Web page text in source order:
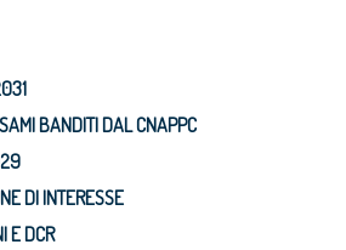
BANDITI DAL CNAPPC
DI INTERESSE
E DCR